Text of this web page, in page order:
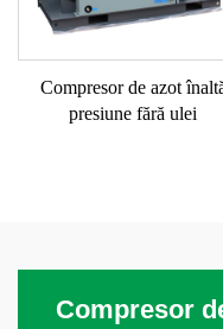
Compresor de azot
presiune fără ulei
Compresor